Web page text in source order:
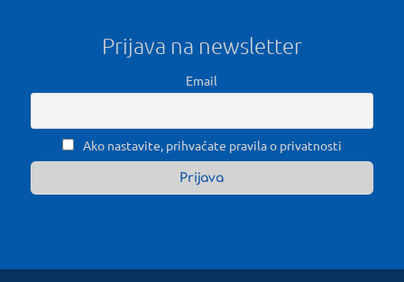
Prijava na newsletter
Email
Ako nastavite, prihvaćate pravila o privatnosti